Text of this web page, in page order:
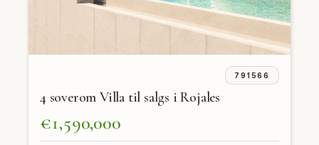
791566
4 soverom Villa til salgs i Rojales
€1,590,000